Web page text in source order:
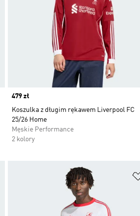
Price
479 zł
Koszulka z długim rękawem Liverpool FC
25/26 Home
Męskie Performance
2 kolory
Dodaj do listy życzeń